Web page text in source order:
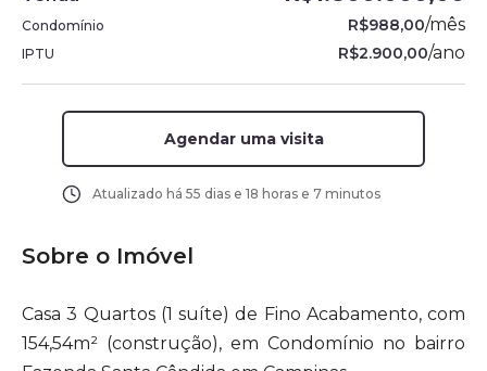
Condomínio R$988,00/mês
IPTU R$2.900,00/ano
Agendar uma visita
Atualizado há 55 dias e 18 horas e 7 minutos
Sobre o Imóvel
Casa 3 Quartos (1 suíte) de Fino Acabamento, com
154,54m² (construção), em Condomínio no bairro